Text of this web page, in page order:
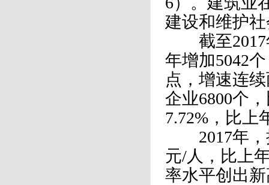
建设和维护
截至2017
年增加5042
点，增速连
企业6800个
7.72%，比上
2017年，
元/人，比上
率水平创出